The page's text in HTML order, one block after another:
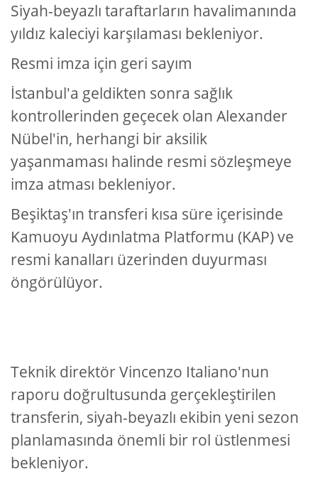
Siyah-beyazlı taraftarların havalimanında
yıldız kaleciyi karşılaması bekleniyor.
Resmi imza için geri sayım
İstanbul'a geldikten sonra sağlık
kontrollerinden geçecek olan Alexander
Nübel'in, herhangi bir aksilik
yaşanmaması halinde resmi sözleşmeye
imza atması bekleniyor.
Beşiktaş'ın transferi kısa süre içerisinde
Kamuoyu Aydınlatma Platformu (KAP) ve
resmi kanalları üzerinden duyurması
öngörülüyor.
Teknik direktör Vincenzo Italiano'nun
raporu doğrultusunda gerçekleştirilen
transferin, siyah-beyazlı ekibin yeni sezon
planlamasında önemli bir rol üstlenmesi
bekleniyor.